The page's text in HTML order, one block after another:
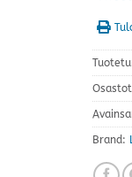
Brand: